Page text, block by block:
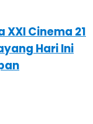
Cinema 21
Hari Ini